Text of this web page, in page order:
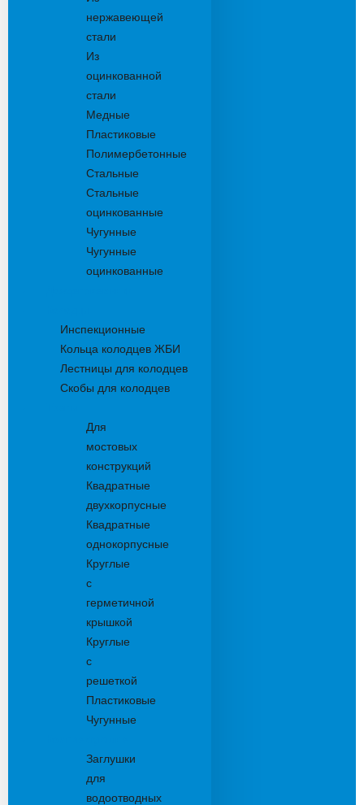
нержавеющей
стали
Из
оцинкованной
стали
Медные
Пластиковые
Полимербетонные
Стальные
Стальные
оцинкованные
Чугунные
Чугунные
оцинкованные
Инспекционные
Кольца колодцев ЖБИ
Лестницы для колодцев
Скобы для колодцев
Для
мостовых
конструкций
Квадратные
двухкорпусные
Квадратные
однокорпусные
Круглые
с
герметичной
крышкой
Круглые
с
решеткой
Пластиковые
Чугунные
Заглушки
для
водоотводных